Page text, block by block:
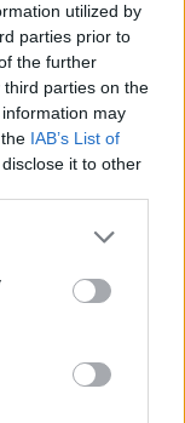
utilized by
parties prior to
the further
parties on the
may
IAB’s List of
it to other
or more Google
You may click to
party tags to
in below Google
στην
Ρωσία, όπου
το
βίζα, καθώς
ευρωπαϊκών